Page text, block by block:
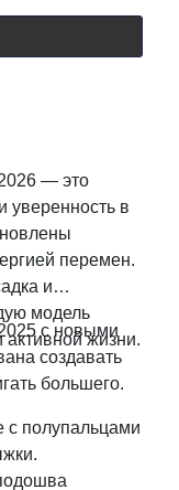
— это
уверенность в
перемен.
и
модель
активной жизни.
с новыми
создавать
большего.
с полупальцами